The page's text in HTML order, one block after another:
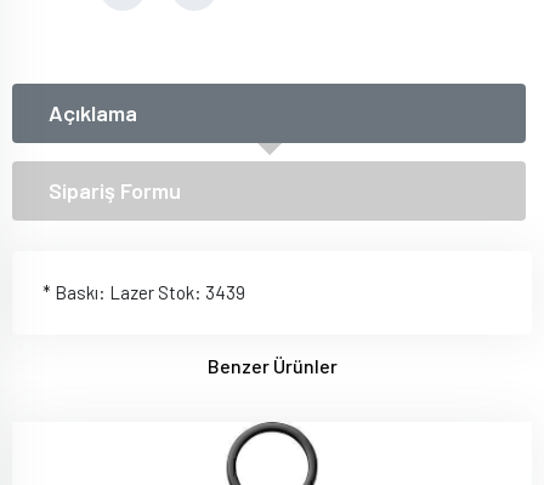
Açıklama
Sipariş Formu
* Baskı: Lazer Stok: 3439
Benzer Ürünler